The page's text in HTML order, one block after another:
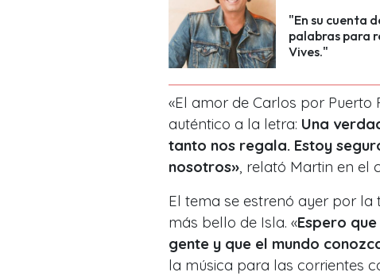
"En su cuenta
palabras para
Vives."
«El amor de Carlos por Puerto
auténtico a la letra: Una
tanto nos regala. Estoy
nosotros» , relató Martin en el
El tema se estrenó ayer por
más bello de Isla. «Espero
gente y que el mundo
la música para las corrientes